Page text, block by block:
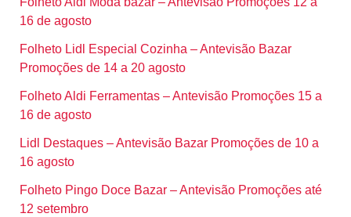
16 de agosto
Folheto Lidl Especial Cozinha – Antevisão Bazar
Promoções de 14 a 20 agosto
Folheto Aldi Ferramentas – Antevisão Promoções 15 a
16 de agosto
Lidl Destaques – Antevisão Bazar Promoções de 10 a
16 agosto
Folheto Pingo Doce Bazar – Antevisão Promoções até
12 setembro